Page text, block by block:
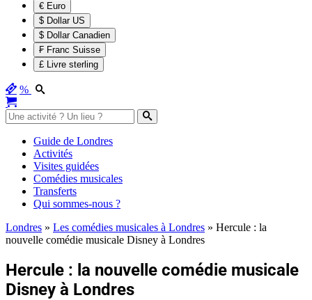
€ Euro
$ Dollar US
$ Dollar Canadien
₣ Franc Suisse
£ Livre sterling
%
Guide de Londres
Activités
Visites guidées
Comédies musicales
Transferts
Qui sommes-nous ?
Londres » Les comédies musicales à Londres » Hercule : la
nouvelle comédie musicale Disney à Londres
Hercule : la nouvelle comédie musicale
Disney à Londres